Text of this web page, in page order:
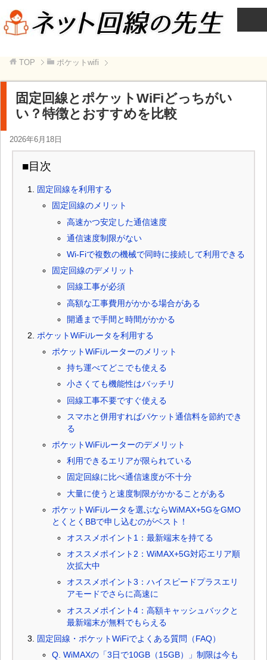
TOP ポケットwifi
固定回線とポケットWiFiどっちがい
い？特徴とおすすめを比較
2026年6月18日
■目次
固定回線を利用する
固定回線のメリット
高速かつ安定した通信速度
通信速度制限がない
Wi-Fiで複数の機械で同時に接続して利用できる
固定回線のデメリット
回線工事が必須
高額な工事費用がかかる場合がある
開通まで手間と時間がかかる
ポケットWiFiルータを利用する
ポケットWiFiルーターのメリット
持ち運べてどこでも使える
小さくても機能性はバッチリ
回線工事不要ですぐ使える
スマホと併用すればパケット通信料を節約でき
る
ポケットWiFiルーターのデメリット
利用できるエリアが限られている
固定回線に比べ通信速度が不十分
大量に使うと速度制限がかかることがある
ポケットWiFiルータを選ぶならWiMAX+5GをGMO
とくとくBBで申し込むのがベスト！
オススメポイント1：最新端末を持てる
オススメポイント2：WiMAX+5G対応エリア順
次拡大中
オススメポイント3：ハイスピードプラスエリ
アモードでさらに高速に
オススメポイント4：高額キャッシュバックと
最新端末が無料でもらえる
固定回線・ポケットWiFiでよくある質問（FAQ）
Q. WiMAXの「3日で10GB（15GB）」制限は今も